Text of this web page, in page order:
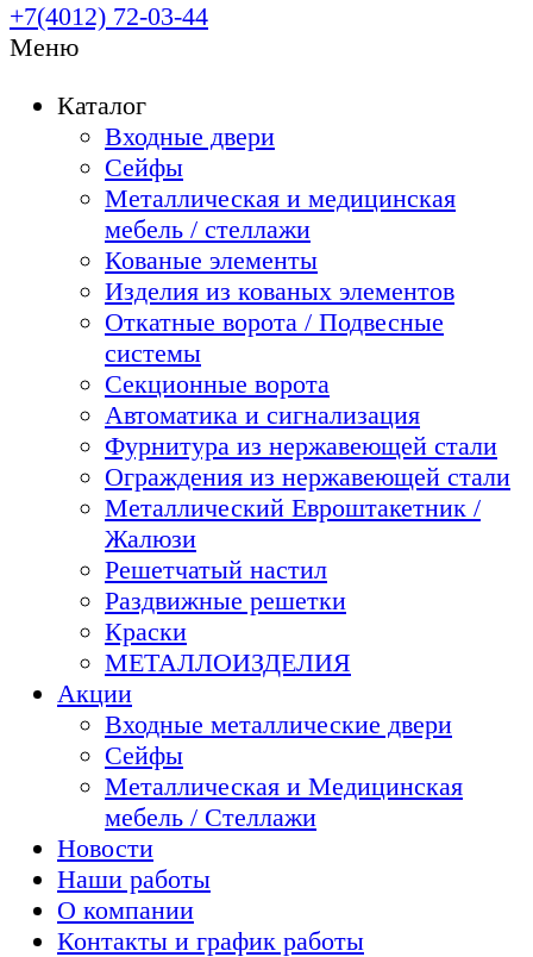
+7(4012) 72-03-44
Меню
Каталог
Входные двери
Сейфы
Металлическая и медицинская
мебель / стеллажи
Кованые элементы
Изделия из кованых элементов
Откатные ворота / Подвесные
системы
Секционные ворота
Автоматика и сигнализация
Фурнитура из нержавеющей стали
Ограждения из нержавеющей стали
Металлический Евроштакетник /
Жалюзи
Решетчатый настил
Раздвижные решетки
Краски
МЕТАЛЛОИЗДЕЛИЯ
Акции
Входные металлические двери
Сейфы
Металлическая и Медицинская
мебель / Стеллажи
Новости
Наши работы
О компании
Контакты и график работы